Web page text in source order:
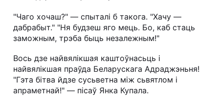
"Чаго хочаш?" — спыталі б такога. "Хачу —
дабрабыт." "Ня будзеш яго мець. Бо, каб стаць
заможным, трэба быць незалежным!"
Вось дзе найвялікшая каштоўнасьць і
найвялікшая праўда Беларускага Адраджэньня!
"Гэта бітва йдзе сусьветна між сьвятлом і
апраметнай!" — пісаў Янка Купала.